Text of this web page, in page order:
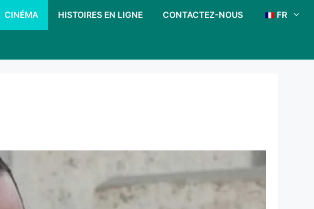
CINÉMA HISTOIRES EN LIGNE CONTACTEZ-NOUS FR